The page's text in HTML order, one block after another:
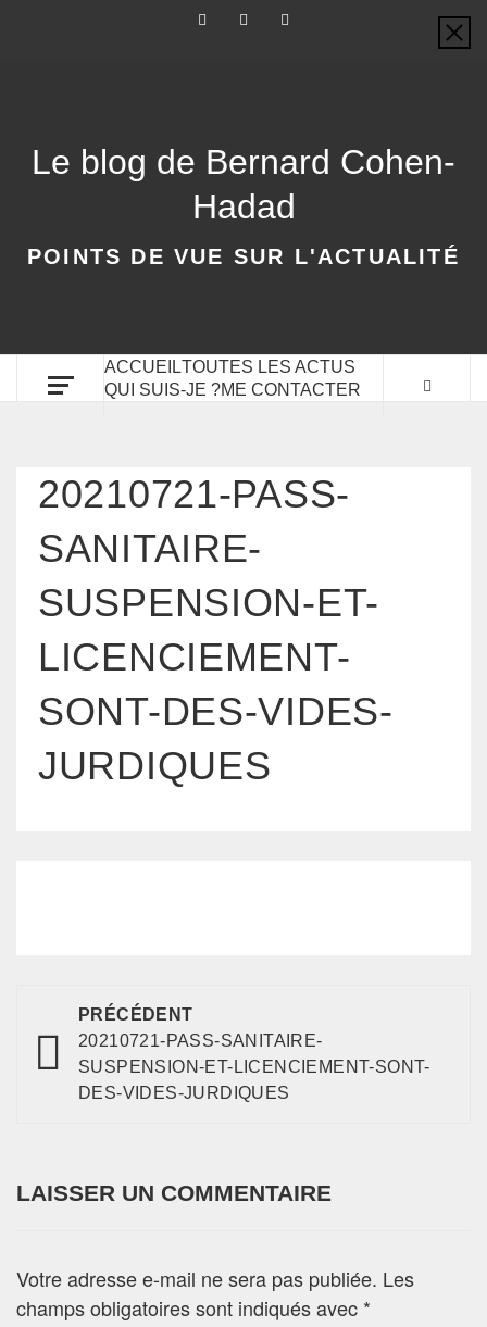
Le blog de Bernard Cohen-
Hadad
POINTS DE VUE SUR L'ACTUALITÉ
ACCUEILTOUTES LES ACTUS
QUI SUIS-JE ?ME CONTACTER
20210721-PASS-
SANITAIRE-
SUSPENSION-ET-
LICENCIEMENT-
SONT-DES-VIDES-
JURDIQUES
PRÉCÉDENT
20210721-PASS-SANITAIRE-
SUSPENSION-ET-LICENCIEMENT-SONT-
DES-VIDES-JURDIQUES
LAISSER UN COMMENTAIRE
Votre adresse e-mail ne sera pas publiée. Les
champs obligatoires sont indiqués avec *